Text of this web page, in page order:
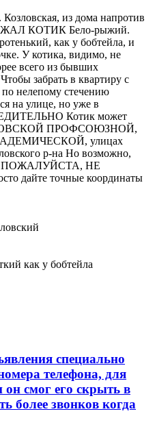
из дома напротив
КОТИК Бело-рыжий.
как у бобтейла, и
У котика, видимо, не
всего из бывших
забрать в квартиру с
нелепому стечению
на улице, но уже в
Котик может
ПРОФСОЮЗНОЙ,
улицах
р-на Но возможно,
ПОЖАЛУЙСТА, НЕ
дайте точные координаты
как у бобтейла
специально
телефона, для
смог его скрыть в
более звонков когда